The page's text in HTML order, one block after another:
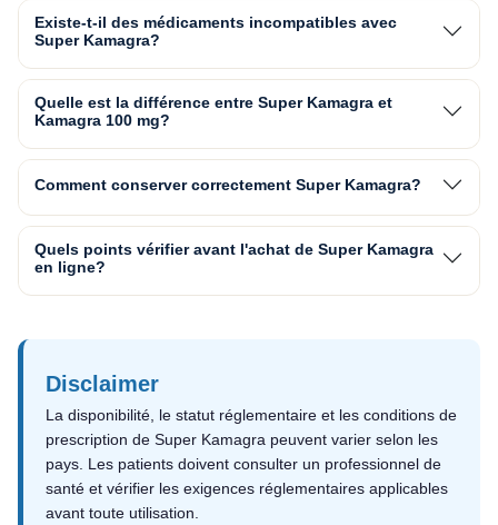
Existe-t-il des médicaments incompatibles avec
Super Kamagra?
Quelle est la différence entre Super Kamagra et
Kamagra 100 mg?
Comment conserver correctement Super Kamagra?
Quels points vérifier avant l'achat de Super Kamagra
en ligne?
Disclaimer
La disponibilité, le statut réglementaire et les conditions de
prescription de Super Kamagra peuvent varier selon les
pays. Les patients doivent consulter un professionnel de
santé et vérifier les exigences réglementaires applicables
avant toute utilisation.